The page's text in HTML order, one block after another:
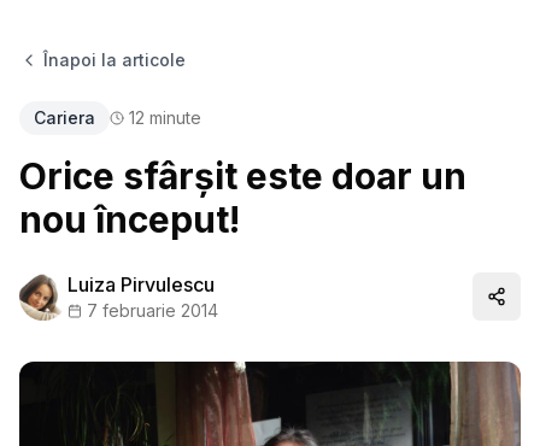
Înapoi la articole
Cariera 12 minute
Orice sfârşit este doar un
nou început!
Luiza Pirvulescu
7 februarie 2014